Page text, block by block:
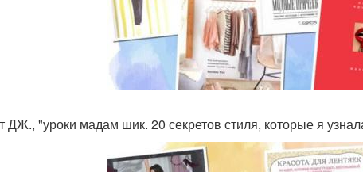
ДЖ., "уроки мадам шик. 20 секретов стиля, которые я